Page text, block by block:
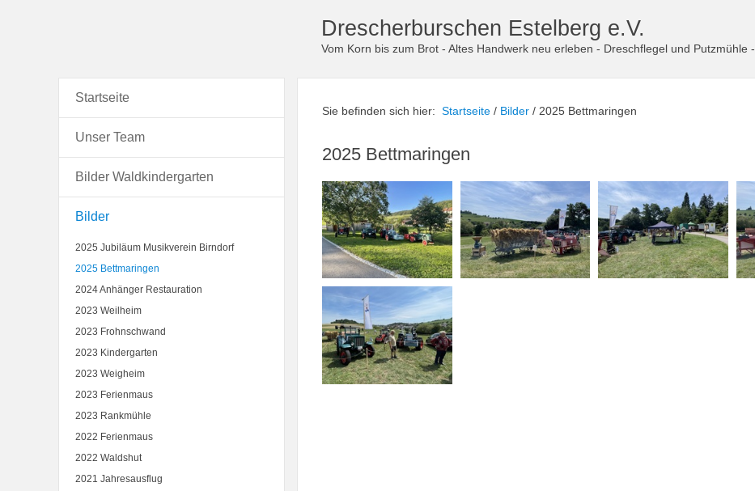
Drescherburschen Estelberg e.V.
Vom Korn bis zum Brot - Altes Handwerk neu erleben - Dreschflegel und Putzmühle -
Sie befinden sich hier: Startseite / Bilder / 2025 Bettmaringen
2025 Bettmaringen
Startseite
Unser Team
Bilder Waldkindergarten
Bilder
2025 Jubiläum Musikverein Birndorf
2025 Bettmaringen
2024 Anhänger Restauration
2023 Weilheim
2023 Frohnschwand
2023 Kindergarten
2023 Weigheim
2023 Ferienmaus
2023 Rankmühle
2022 Ferienmaus
2022 Waldshut
2021 Jahresausflug